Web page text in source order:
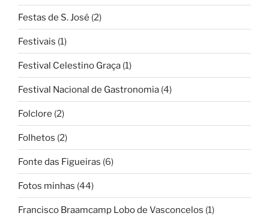
Festas de S. José (2)
Festivais (1)
Festival Celestino Graça (1)
Festival Nacional de Gastronomia (4)
Folclore (2)
Folhetos (2)
Fonte das Figueiras (6)
Fotos minhas (44)
Francisco Braamcamp Lobo de Vasconcelos (1)